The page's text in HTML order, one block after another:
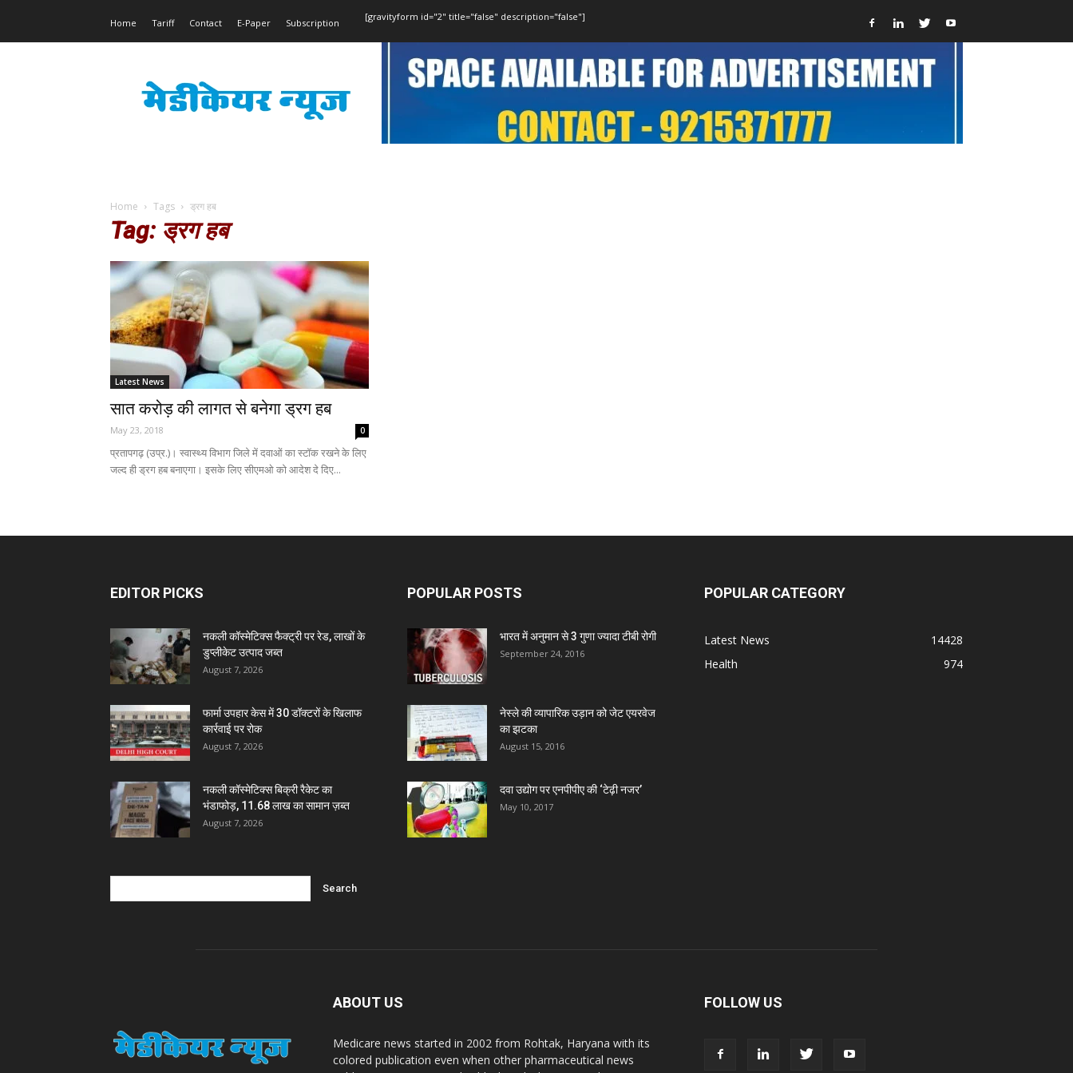
Home Tariff Contact E-Paper Subscription
[gravityform id="2" title="false" description="false"]
News
Home Tags ड्रग हब
Tag: ड्रग हब
Latest News
सात करोड़ की लागत से बनेगा ड्रग हब
May 23, 2018 0
प्रतापगढ़ (उप्र.)। स्वास्थ्य विभाग जिले में दवाओं का स्टॉक रखने के लिए
जल्द ही ड्रग हब बनाएगा। इसके लिए सीएमओ को आदेश दे दिए...
EDITOR PICKS
नकली कॉस्मेटिक्स फैक्ट्री पर रेड, लाखों के
डुप्लीकेट उत्पाद जब्त
August 7, 2026
फार्मा उपहार केस में 30 डॉक्टरों के खिलाफ
कार्रवाई पर रोक
August 7, 2026
नकली कॉस्मेटिक्स बिक्री रैकेट का
भंडाफोड़, 11.68 लाख का सामान ज़ब्त
August 7, 2026
POPULAR POSTS
भारत में अनुमान से 3 गुणा ज्यादा टीबी रोगी
September 24, 2016
नेस्ले की व्यापारिक उड़ान को जेट एयरवेज
का झटका
August 15, 2016
दवा उद्योग पर एनपीपीए की ‘टेढ़ी नजर’
May 10, 2017
POPULAR CATEGORY
Latest News
14428
Health
974
ABOUT US
Medicare news started in 2002 from Rohtak, Haryana with its
colored publication even when other pharmaceutical news
FOLLOW US